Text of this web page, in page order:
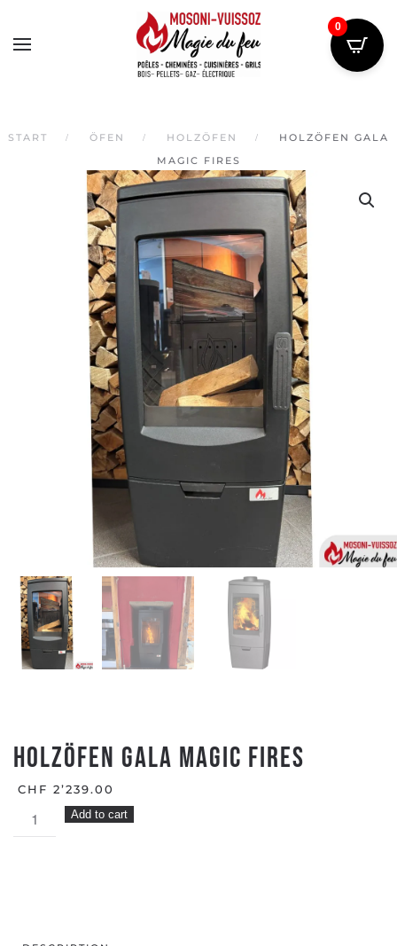
START ÖFEN HOLZÖFEN
HOLZÖFEN GALA
MAGIC FIRES
Holzöfen GALA MAGIC FIRES
CHF 2’239.00
Holzöfen
GALA
Add to cart
0